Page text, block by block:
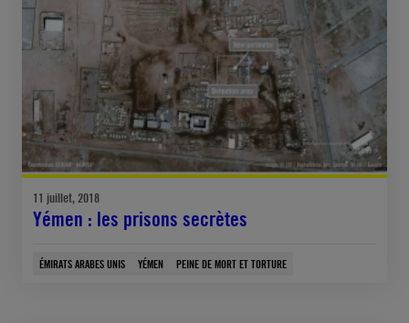
11 juillet, 2018
Yémen : les prisons secrètes
ÉMIRATS ARABES UNIS YÉMEN PEINE DE MORT ET TORTURE